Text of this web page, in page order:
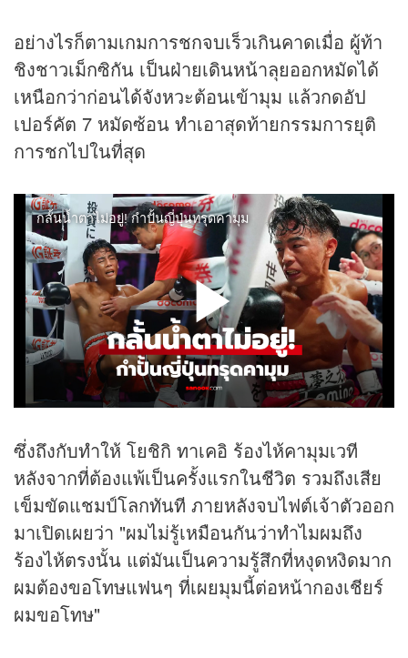
อย่างไรก็ตามเกมการชกจบเร็วเกินคาดเมื่อ ผู้ท้า
ชิงชาวเม็กซิกัน เป็นฝ่ายเดินหน้าลุยออกหมัดได้
เหนือกว่าก่อนได้จังหวะต้อนเข้ามุม แล้วกดอัป
เปอร์คัต 7 หมัดซ้อน ทำเอาสุดท้ายกรรมการยุติ
การชกไปในที่สุด
ซึ่งถึงกับทำให้ โยชิกิ ทาเคอิ ร้องไห้คามุมเวที
หลังจากที่ต้องแพ้เป็นครั้งแรกในชีวิต รวมถึงเสีย
เข็มขัดแชมป์โลกทันที ภายหลังจบไฟต์เจ้าตัวออก
มาเปิดเผยว่า "ผมไม่รู้เหมือนกันว่าทำไมผมถึง
ร้องไห้ตรงนั้น แต่มันเป็นความรู้สึกที่หงุดหงิดมาก
ผมต้องขอโทษแฟนๆ ที่เผยมุมนี้ต่อหน้ากองเชียร์
ผมขอโทษ"